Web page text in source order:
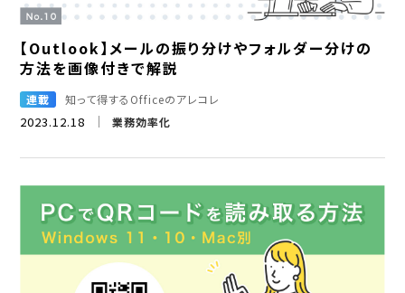
【Outlook】メールの振り分けやフォルダー分けの
方法を画像付きで解説
2023.12.18 業務効率化
連載 知って得するOfficeのアレコレ